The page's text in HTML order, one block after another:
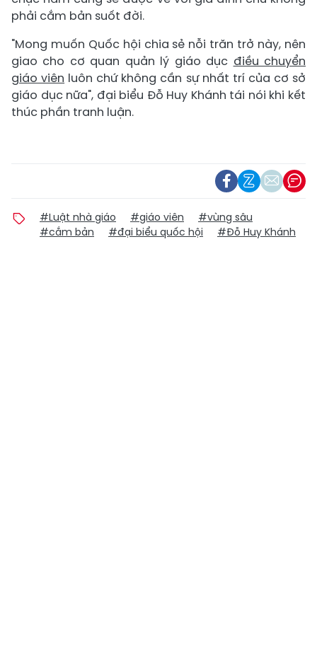
phải cắm bản suốt đời.
"Mong muốn Quốc hội chia sẻ nỗi trăn trở này, nên
giao cho cơ quan quản lý giáo dục điều chuyển
giáo viên luôn chứ không cần sự nhất trí của cơ sở
giáo dục nữa", đại biểu Đỗ Huy Khánh tái nói khi kết
thúc phần tranh luận.
#Luật nhà giáo #giáo viên
#vùng sâu
#cắm bản
#đại biểu quốc hội #Đỗ Huy Khánh